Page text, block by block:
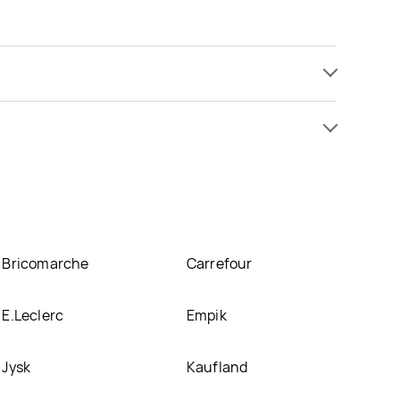
Bricomarche Carrefour
E.Leclerc Empik
Jysk Kaufland